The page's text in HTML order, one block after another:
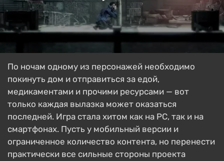
По ночам одному из персонажей необходимо
покинуть дом и отправиться за едой,
медикаментами и прочими ресурсами — вот
только каждая вылазка может оказаться
последней. Игра стала хитом как на PC, так и на
смартфонах. Пусть у мобильный версии и
ограниченное количество контента, но перенести
практически все сильные стороны проекта